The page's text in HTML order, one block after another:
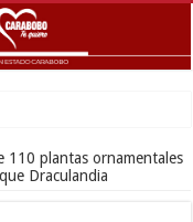
110 plantas ornamentales
Draculandia